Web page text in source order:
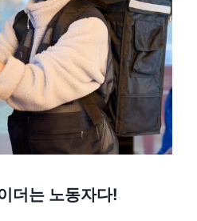
더는 노동자다!